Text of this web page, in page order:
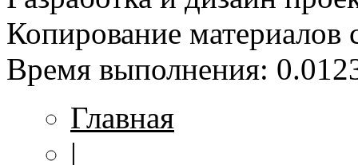
Копирование материалов
Время выполнения:
Главная
|